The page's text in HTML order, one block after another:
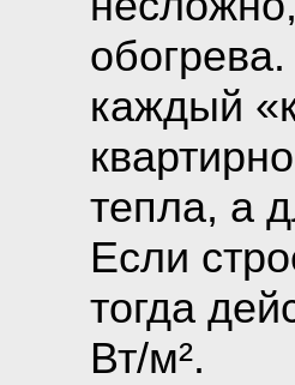
каждый
тепла, а
Если
тогда
Вт/м².